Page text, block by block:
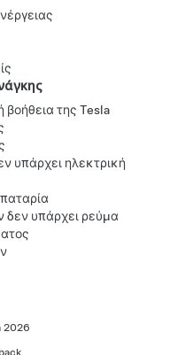
βοήθεια της Tesla
υπάρχει ηλεκτρική
δεν υπάρχει ρεύμα
2026